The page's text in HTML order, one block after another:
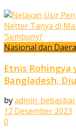
Nasional dan
Etnis Rohingya
Bangladesh,
by
12 Desember 2023
0